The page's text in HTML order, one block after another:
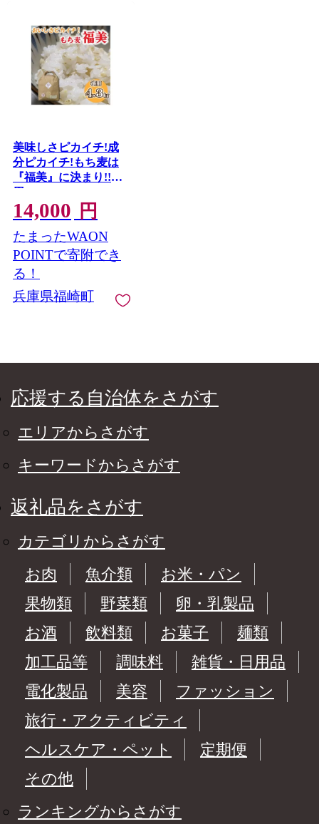
美味しさピカイチ!成
分ピカイチ!もち麦は
『福美』に決まり!!徳
用4.3kg
14,000 円
たまったWAON
POINTで寄附でき
る！
兵庫県福崎町
応援する自治体をさがす
エリアからさがす
キーワードからさがす
返礼品をさがす
カテゴリからさがす
お肉
魚介類
お米・パン
果物類
野菜類
卵・乳製品
お酒
飲料類 お菓子
麺類
加工品等
調味料
雑貨・日用品
電化製品
美容
ファッション
旅行・アクティビティ
ヘルスケア・ペット
定期便
その他
ランキングからさがす